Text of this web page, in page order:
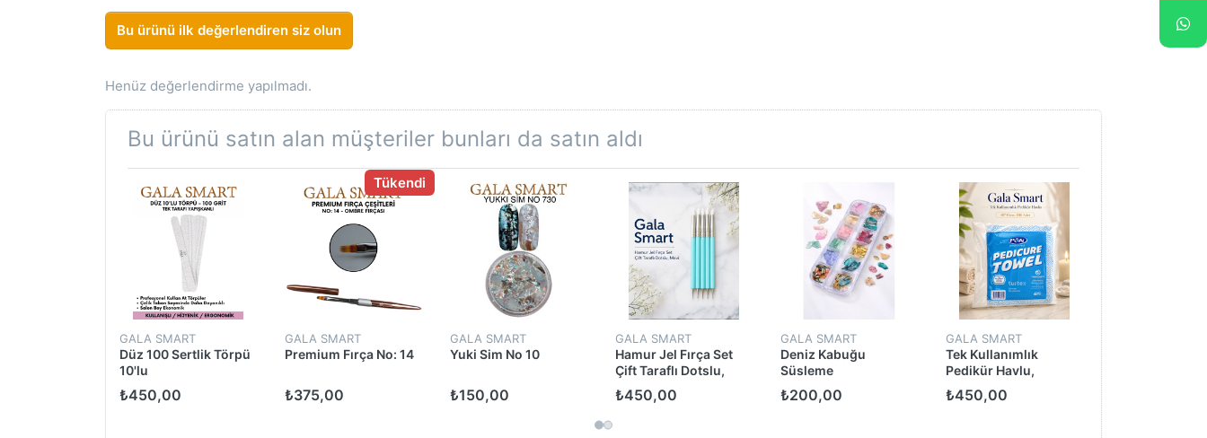
Bu ürünü ilk değerlendiren siz olun
Henüz değerlendirme yapılmadı.
Bu ürünü satın alan müşteriler bunları da satın aldı
GALA SMART
Düz 100 Sertlik Törpü
10'lu
₺450,00
GALA SMART
Premium Fırça No: 14
Tükendi
₺375,00
GALA SMART
Yuki Sim No 10
₺150,00
GALA SMART
Hamur Jel Fırça Set
Çift Taraflı Dotslu,
Mavi
₺450,00
GALA SMART
Deniz Kabuğu
Süsleme
₺200,00
GALA SMART
Tek Kullanımlık
Pedikür Havlu,
40*40cm, 100 Adet
₺450,00